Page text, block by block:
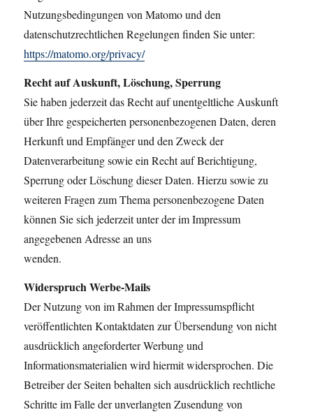
Nutzungsbedingungen von Matomo und den
datenschutzrechtlichen Regelungen finden Sie unter:
https://matomo.org/privacy/
Recht auf Auskunft, Löschung, Sperrung
Sie haben jederzeit das Recht auf unentgeltliche Auskunft
über Ihre gespeicherten personenbezogenen Daten, deren
Herkunft und Empfänger und den Zweck der
Datenverarbeitung sowie ein Recht auf Berichtigung,
Sperrung oder Löschung dieser Daten. Hierzu sowie zu
weiteren Fragen zum Thema personenbezogene Daten
können Sie sich jederzeit unter der im Impressum
angegebenen Adresse an uns
wenden.
Widerspruch Werbe-Mails
Der Nutzung von im Rahmen der Impressumspflicht
veröffentlichten Kontaktdaten zur Übersendung von nicht
ausdrücklich angeforderter Werbung und
Informationsmaterialien wird hiermit widersprochen. Die
Betreiber der Seiten behalten sich ausdrücklich rechtliche
Schritte im Falle der unverlangten Zusendung von